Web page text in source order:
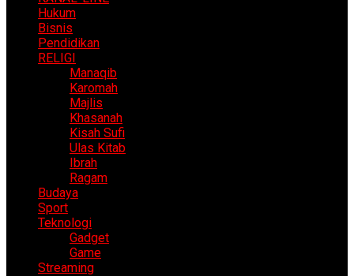
Hukum
Bisnis
Pendidikan
RELIGI
Manaqib
Karomah
Majlis
Khasanah
Kisah Sufi
Ulas Kitab
Ibrah
Ragam
Budaya
Sport
Teknologi
Gadget
Game
Streaming